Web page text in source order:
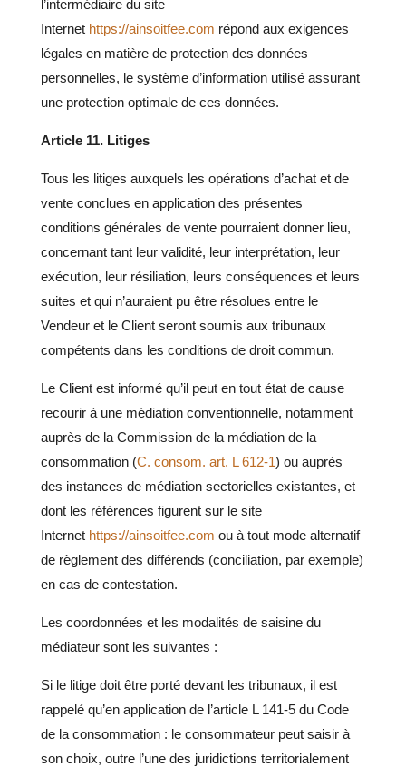
l’intermédiaire du site
Internet https://ainsoitfee.com répond aux exigences
légales en matière de protection des données
personnelles, le système d’information utilisé assurant
une protection optimale de ces données.
Article 11. Litiges
Tous les litiges auxquels les opérations d’achat et de
vente conclues en application des présentes
conditions générales de vente pourraient donner lieu,
concernant tant leur validité, leur interprétation, leur
exécution, leur résiliation, leurs conséquences et leurs
suites et qui n’auraient pu être résolues entre le
Vendeur et le Client seront soumis aux tribunaux
compétents dans les conditions de droit commun.
Le Client est informé qu’il peut en tout état de cause
recourir à une médiation conventionnelle, notamment
auprès de la Commission de la médiation de la
consommation (C. consom. art. L 612-1) ou auprès
des instances de médiation sectorielles existantes, et
dont les références figurent sur le site
Internet https://ainsoitfee.com ou à tout mode alternatif
de règlement des différends (conciliation, par exemple)
en cas de contestation.
Les coordonnées et les modalités de saisine du
médiateur sont les suivantes :
Si le litige doit être porté devant les tribunaux, il est
rappelé qu’en application de l’article L 141-5 du Code
de la consommation: le consommateur peut saisir à
son choix, outre l’une des juridictions territorialement